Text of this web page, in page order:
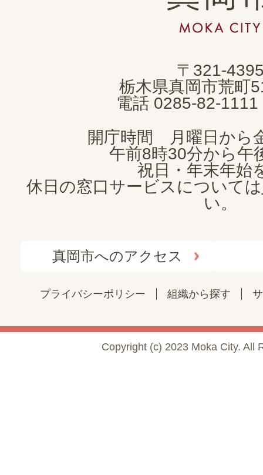
岡
市
CITY
〒321-
栃木県真岡市荒町
電話 0285-82-1111
開庁時間 月曜日から
午前8時30分から午
祝日・年末年始
休日の窓口サービスについては
い。
真岡市へのアクセス
プライバシーポリシー 組織から探す
Copyright (c) 2023 Moka City. All